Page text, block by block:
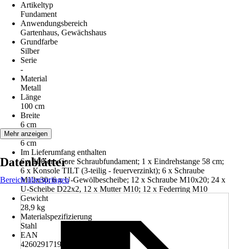
Artikeltyp
Fundament
Anwendungsbereich
Gartenhaus, Gewächshaus
Grundfarbe
Silber
Serie
-
Material
Metall
Länge
100 cm
Breite
6 cm
Höhe
6 cm
Im Lieferumfang enthalten
6 x 100 cm Core Schraubfundament; 1 x Eindrehstange 58 cm;
6 x Konsole TILT (3-teilig - feuerverzinkt); 6 x Schraube
M12x30; 6 x U-Gewölbescheibe; 12 x Schraube M10x20; 24 x
U-Scheibe D22x2, 12 x Mutter M10; 12 x Federring M10
Gewicht
28,9 kg
Materialspezifizierung
Stahl
EAN
4260291719685
Mehr anzeigen
Datenblätter
Bereich überspringen